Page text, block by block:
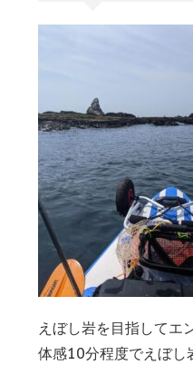
えぼし岩を目指してエ
体感10分程度でえぼし